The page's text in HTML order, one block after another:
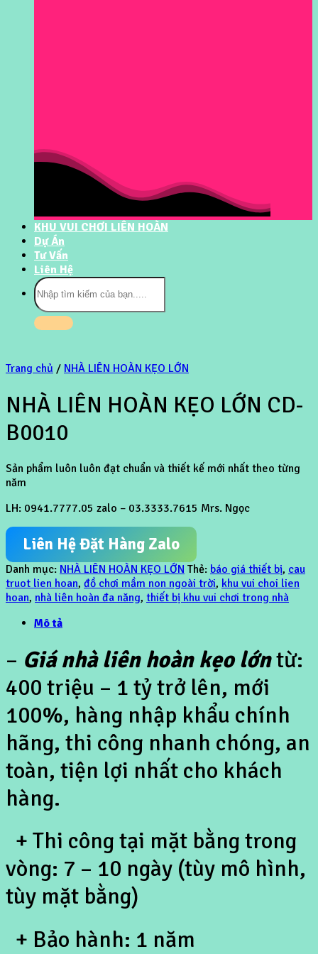
KHU VUI CHƠI LIÊN HOÀN
Dự Án
Tư Vấn
Liên Hệ
Tìm
kiếm:
Trang chủ / NHÀ LIÊN HOÀN KẸO LỚN
NHÀ LIÊN HOÀN KẸO LỚN CD-
B0010
Sản phẩm luôn luôn đạt chuẩn và thiết kế mới nhất theo từng
năm
LH: 0941.7777.05 zalo – 03.3333.7615 Mrs. Ngọc
Liên Hệ Đặt Hàng Zalo
Danh mục: NHÀ LIÊN HOÀN KẸO LỚN Thẻ: báo giá thiết bị, cau
truot lien hoan, đồ chơi mầm non ngoài trời, khu vui choi lien
hoan, nhà liên hoàn đa năng, thiết bị khu vui chơi trong nhà
Mô tả
– Giá nhà liên hoàn kẹo lớntừ:
400 triệu – 1 tỷ trở lên, mới
100%, hàng nhập khẩu chính
hãng, thi công nhanh chóng, an
toàn, tiện lợi nhất cho khách
hàng.
+ Thi công tại mặt bằng trong
vòng: 7 – 10 ngày (tùy mô hình,
tùy mặt bằng)
+ Bảo hành: 1 năm